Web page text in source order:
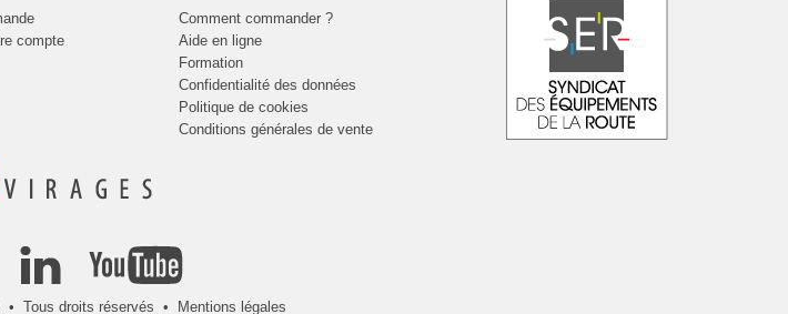
compte
Comment commander ?
Aide en ligne
Formation
Confidentialité des données
Politique de cookies
Conditions générales de vente
• Tous droits réservés • Mentions légales